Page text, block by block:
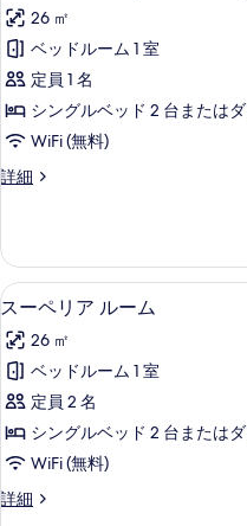
真
を
表
示
す
る
single
use
with
parking
の
す
の
写
真
を
表
示
す
る
26 ㎡
ベッドルーム 1 室
定員 1 名
シングルベッド 2 台または
WiFi (無料)
詳細
Vincci
with
parking
の
細
ス
ー
ペ
リ
ア
ル
ー
ム
4
スーペリア ルーム
26 ㎡
ベッドルーム 1 室
定員 2 名
シングルベッド 2 台または
WiFi (無料)
詳細
ス